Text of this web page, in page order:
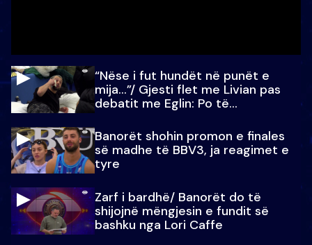
“Nëse i fut hundët në punët e
mija…”/ Gjesti flet me Livian pas
debatit me Eglin: Po të
Banorët shohin promon e finales
së madhe të BBV3, ja reagimet e
tyre
Zarf i bardhë/ Banorët do të
shijojnë mëngjesin e fundit së
bashku nga Lori Caffe